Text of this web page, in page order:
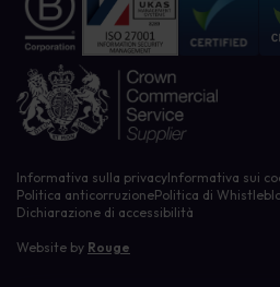
Informativa sulla privacyInformativa sui
Politica anticorruzionePolitica di
Dichiarazione di accessibilità
Website by Rouge